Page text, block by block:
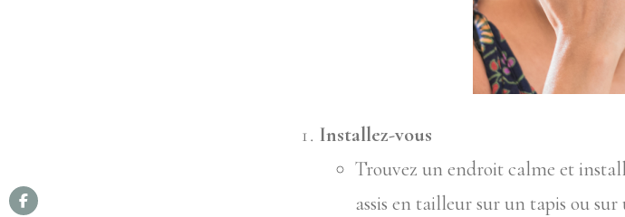
Installez-vous
Trouvez un endroit calme et
assis en tailleur sur un tapis ou